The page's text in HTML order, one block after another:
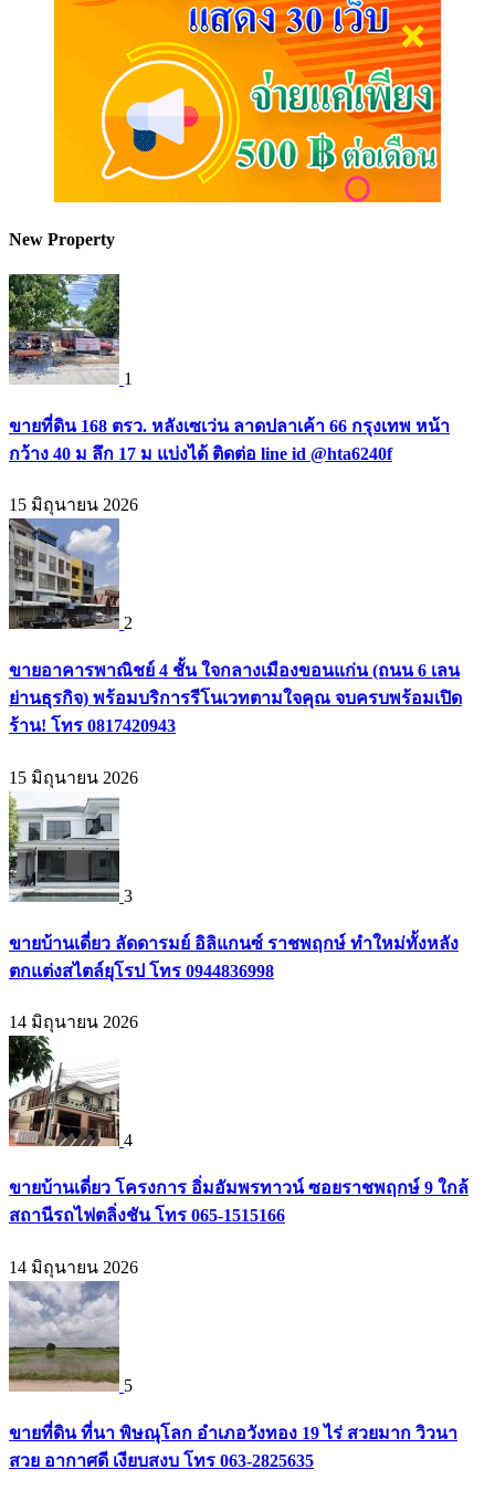
New Property
1
ขายที่ดิน 168 ตรว. หลังเซเว่น ลาดปลาเค้า 66 กรุงเทพ หน้า
กว้าง 40 ม ลึก 17 ม แบ่งได้ ติดต่อ line id @hta6240f
15 มิถุนายน 2026
2
ขายอาคารพาณิชย์ 4 ชั้น ใจกลางเมืองขอนแก่น (ถนน 6 เลน
ย่านธุรกิจ) พร้อมบริการรีโนเวทตามใจคุณ จบครบพร้อมเปิด
ร้าน! โทร 0817420943
15 มิถุนายน 2026
3
ขายบ้านเดี่ยว ลัดดารมย์ อิลิแกนซ์ ราชพฤกษ์ ทำใหม่ทั้งหลัง
ตกแต่งสไตล์ยุโรป โทร 0944836998
14 มิถุนายน 2026
4
ขายบ้านเดี่ยว โครงการ อิ่มอัมพรทาวน์ ซอยราชพฤกษ์ 9 ใกล้
สถานีรถไฟตลิ่งชัน โทร 065-1515166
14 มิถุนายน 2026
5
ขายที่ดิน ที่นา พิษณุโลก อำเภอวังทอง 19 ไร่ สวยมาก วิวนา
สวย อากาศดี เงียบสงบ โทร 063-2825635